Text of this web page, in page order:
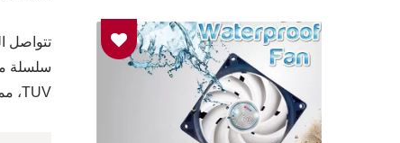
TUV، مما يضمن خيارًا موثوقًا وموثوقًا يلبي متطلباتك الخاصة.